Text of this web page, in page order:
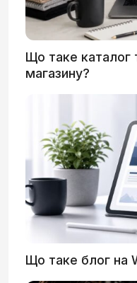
Що таке каталог
магазину?
Що таке блог на